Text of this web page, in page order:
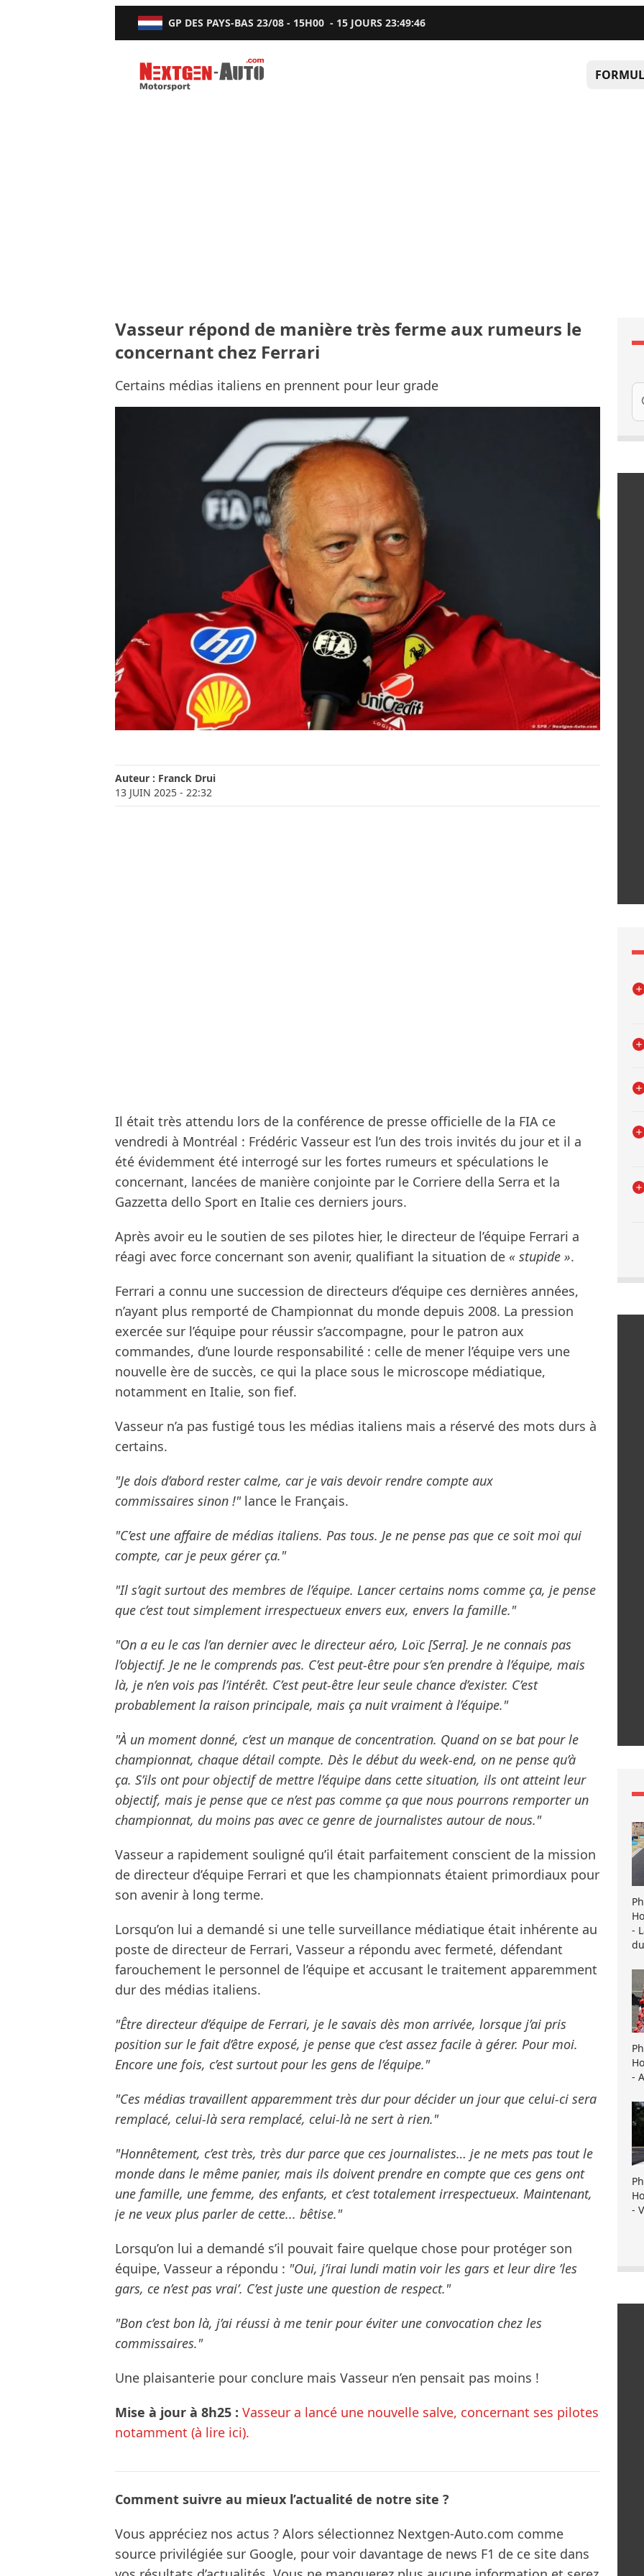
GP DES PAYS-BAS 23/08 - 15H00 - 15 JOURS23:49:45
Nextgen-Auto.com
Vasseur répond de manière très ferme aux rumeurs le
concernant chez Ferrari
Certains médias italiens en prennent pour leur grade
Auteur : Franck Drui
13 JUIN 2025 - 22:32
Il était très attendu lors de la conférence de presse officielle de la FIA ce
vendredi à Montréal : Frédéric Vasseur est l’un des trois invités du jour et il a
été évidemment été interrogé sur les fortes rumeurs et spéculations le
concernant, lancées de manière conjointe par le Corriere della Serra et la
Gazzetta dello Sport en Italie ces derniers jours.
Après avoir eu le soutien de ses pilotes hier, le directeur de l’équipe Ferrari a
réagi avec force concernant son avenir, qualifiant la situation de « stupide ».
Ferrari a connu une succession de directeurs d’équipe ces dernières années,
n’ayant plus remporté de Championnat du monde depuis 2008. La pression
exercée sur l’équipe pour réussir s’accompagne, pour le patron aux
commandes, d’une lourde responsabilité : celle de mener l’équipe vers une
nouvelle ère de succès, ce qui la place sous le microscope médiatique,
notamment en Italie, son fief.
Vasseur n’a pas fustigé tous les médias italiens mais a réservé des mots durs à
certains.
"Je dois d’abord rester calme, car je vais devoir rendre compte aux
commissaires sinon !"lance le Français.
"C’est une affaire de médias italiens. Pas tous. Je ne pense pas que ce soit moi qui
compte, car je peux gérer ça."
"Il s’agit surtout des membres de l’équipe. Lancer certains noms comme ça, je pense
que c’est tout simplement irrespectueux envers eux, envers la famille."
"On a eu le cas l’an dernier avec le directeur aéro, Loïc [Serra]. Je ne connais pas
l’objectif. Je ne le comprends pas. C’est peut-être pour s’en prendre à l’équipe, mais
là, je n’en vois pas l’intérêt. C’est peut-être leur seule chance d’exister. C’est
probablement la raison principale, mais ça nuit vraiment à l’équipe."
"À un moment donné, c’est un manque de concentration. Quand on se bat pour le
championnat, chaque détail compte. Dès le début du week-end, on ne pense qu’à
ça. S’ils ont pour objectif de mettre l’équipe dans cette situation, ils ont atteint leur
objectif, mais je pense que ce n’est pas comme ça que nous pourrons remporter un
championnat, du moins pas avec ce genre de journalistes autour de nous."
Vasseur a rapidement souligné qu’il était parfaitement conscient de la mission
de directeur d’équipe Ferrari et que les championnats étaient primordiaux pour
son avenir à long terme.
Lorsqu’on lui a demandé si une telle surveillance médiatique était inhérente au
poste de directeur de Ferrari, Vasseur a répondu avec fermeté, défendant
farouchement le personnel de l’équipe et accusant le traitement apparemment
dur des médias italiens.
"Être directeur d’équipe de Ferrari, je le savais dès mon arrivée, lorsque j’ai pris
position sur le fait d’être exposé, je pense que c’est assez facile à gérer. Pour moi.
Encore une fois, c’est surtout pour les gens de l’équipe."
"Ces médias travaillent apparemment très dur pour décider un jour que celui-ci sera
remplacé, celui-là sera remplacé, celui-là ne sert à rien."
"Honnêtement, c’est très, très dur parce que ces journalistes… je ne mets pas tout le
monde dans le même panier, mais ils doivent prendre en compte que ces gens ont
une famille, une femme, des enfants, et c’est totalement irrespectueux. Maintenant,
je ne veux plus parler de cette... bêtise."
Lorsqu’on lui a demandé s’il pouvait faire quelque chose pour protéger son
équipe, Vasseur a répondu : "Oui, j’irai lundi matin voir les gars et leur dire ’les
gars, ce n’est pas vrai’. C’est juste une question de respect."
"Bon c’est bon là, j’ai réussi à me tenir pour éviter une convocation chez les
commissaires."
Une plaisanterie pour conclure mais Vasseur n’en pensait pas moins !
Mise à jour à 8h25 : Vasseur a lancé une nouvelle salve, concernant ses pilotes
notamment (à lire ici).
Comment suivre au mieux l’actualité de notre site ?
Vous appréciez nos actus ? Alors sélectionnez Nextgen-Auto.com comme
source privilégiée sur Google, pour voir davantage de news F1 de ce site dans
-
-
-